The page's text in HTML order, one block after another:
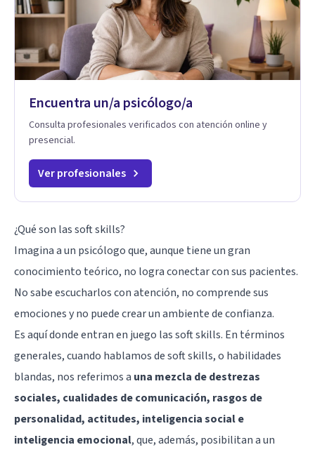
Encuentra un/a psicólogo/a
Consulta profesionales verificados con atención online y
presencial.
Ver profesionales
¿Qué son las soft skills?
Imagina a un psicólogo que, aunque tiene un gran
conocimiento teórico, no logra conectar con sus pacientes.
No sabe escucharlos con atención, no comprende sus
emociones y no puede crear un ambiente de confianza.
Es aquí donde entran en juego las soft skills. En términos
generales, cuando hablamos de soft skills, o habilidades
blandas, nos referimos a una mezcla de destrezas
sociales, cualidades de comunicación, rasgos de
personalidad, actitudes, inteligencia social e
inteligencia emocional, que, además, posibilitan a un